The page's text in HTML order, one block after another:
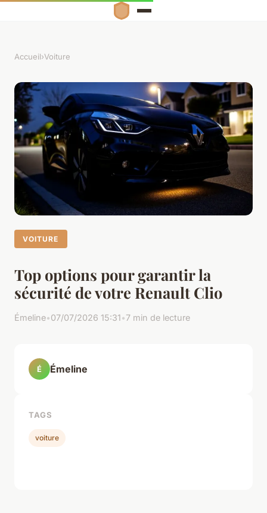
Accueil›Voiture
VOITURE
Top options pour garantir la
sécurité de votre Renault Clio
Émeline•07/07/2026 15:31•7 min de lecture
É Émeline
TAGS
voiture